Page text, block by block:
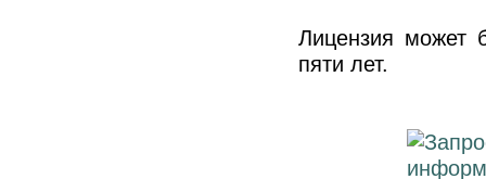
Лицензия может
пяти лет.